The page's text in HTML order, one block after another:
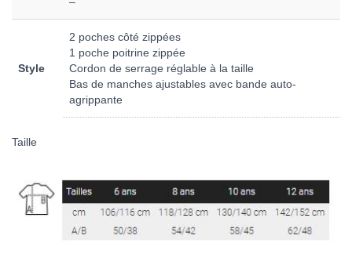
Style
2 poches côté zippées
1 poche poitrine zippée
Cordon de serrage réglable à la taille
Bas de manches ajustables avec bande auto-
agrippante
Taille